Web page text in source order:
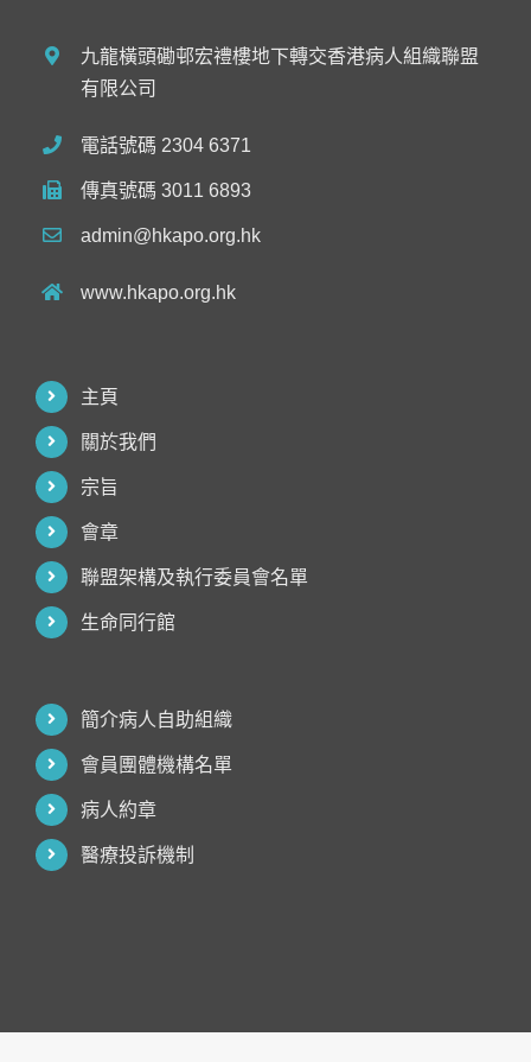
九龍橫頭磡邨宏禮樓地下轉交香港病人組織聯盟
有限公司
電話號碼 2304 6371
傳真號碼 3011 6893
admin@hkapo.org.hk
www.hkapo.org.hk
主頁
關於我們
宗旨
會章
聯盟架構及執行委員會名單
生命同行館
簡介病人自助組織
會員團體機構名單
病人約章
醫療投訴機制